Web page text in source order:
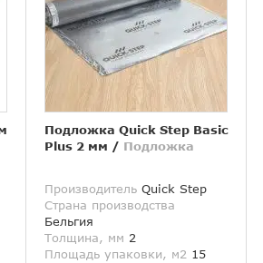
Подложка Quick Step Basic
Plus 2 мм / Подложка
Производитель Quick Step
Страна производства
Бельгия
Толщина, мм 2
Площадь упаковки, м2 15